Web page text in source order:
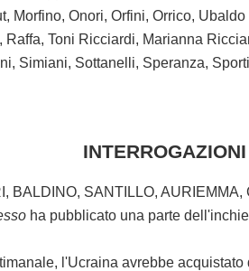
Morfino, Onori, Orfini, Orrico,
Toni Ricciardi, Marianna
Simiani, Sottanelli, Speranza,
SANTILLO,
ha pubblicato una parte
l'Ucraina avrebbe acquistato